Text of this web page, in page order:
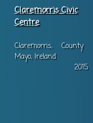
Claremorris Civic
Centre
Claremorris, County
Mayo, Ireland
2015